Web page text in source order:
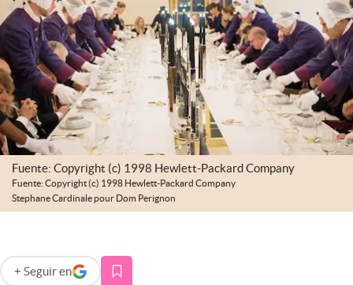
Clima
Mundial 2026
Eventos Corporativos
El Cronista Studio
Mediakit
abre en nueva pestaña
Argentina
Fuente: Copyright (c) 1998 Hewlett-Packard Company
Fuente: Copyright (c) 1998 Hewlett-Packard Company
Stephane Cardinale pour Dom Perignon
+ Seguir en
abre en nueva pestaña